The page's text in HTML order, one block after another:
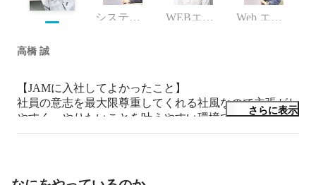
システム開発事業部 チーム長 WEBエンジニア Web エンジニア
高橋 誠
【JAMに入社してよかったこと】
社員の意志を最大限尊重してくれる社風なので主張がし
やすく、やりたいことを叶えやすい環境です。会社とし
てのビジョンが明確なため「自分ができることは何
す。「自分の人生これからだ」と前向きに捉えて働いて
さらに表示